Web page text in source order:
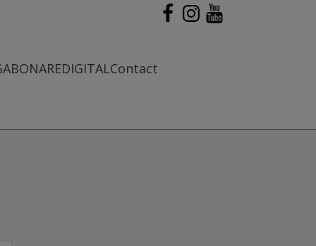
ABONAREDIGITALContact